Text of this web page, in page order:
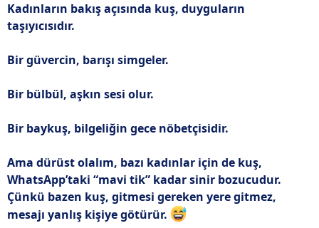
Kadınların bakış açısında kuş, duyguların
taşıyıcısıdır.
Bir güvercin, barışı simgeler.
Bir bülbül, aşkın sesi olur.
Bir baykuş, bilgeliğin gece nöbetçisidir.
Ama dürüst olalım, bazı kadınlar için de kuş,
WhatsApp’taki “mavi tik” kadar sinir bozucudur.
Çünkü bazen kuş, gitmesi gereken yere gitmez,
mesajı yanlış kişiye götürür.